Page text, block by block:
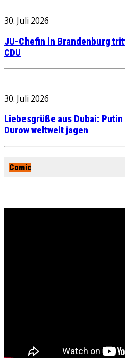
30. Juli 2026
JU-Chefin in Brandenburg
CDU
30. Juli 2026
Liebesgrüße aus Dubai:
Durow weltweit jagen
Comic